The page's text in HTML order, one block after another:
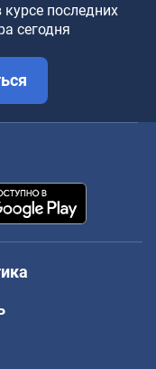
последних
сегодня